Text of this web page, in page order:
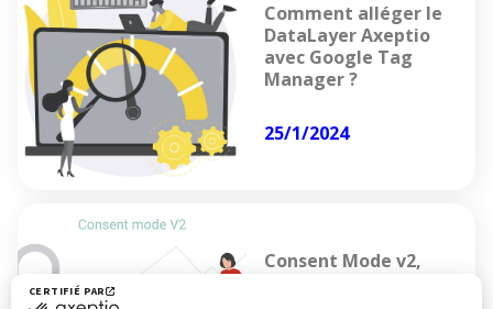
Comment alléger le
DataLayer Axeptio
avec Google Tag
Manager ?
25/1/2024
Consent Mode v2,